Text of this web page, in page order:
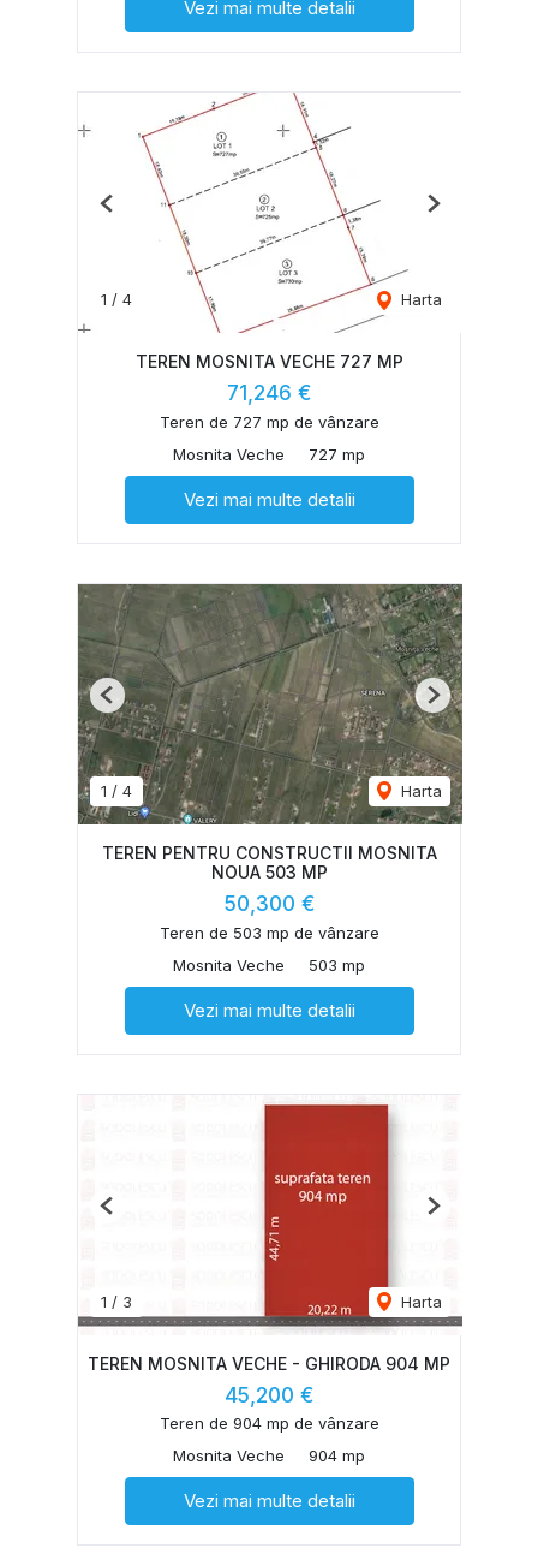
Vezi mai multe detalii
1 / 4 Harta
Previous Next
TEREN MOSNITA VECHE 727 MP
71,246 €
Teren de 727 mp de vânzare
Mosnita Veche
727 mp
Vezi mai multe detalii
1 / 4 Harta
Previous Next
TEREN PENTRU CONSTRUCTII MOSNITA
NOUA 503 MP
50,300 €
Teren de 503 mp de vânzare
Mosnita Veche
503 mp
Vezi mai multe detalii
1 / 3 Harta
Previous Next
TEREN MOSNITA VECHE - GHIRODA 904 MP
45,200 €
Teren de 904 mp de vânzare
Mosnita Veche
904 mp
Vezi mai multe detalii